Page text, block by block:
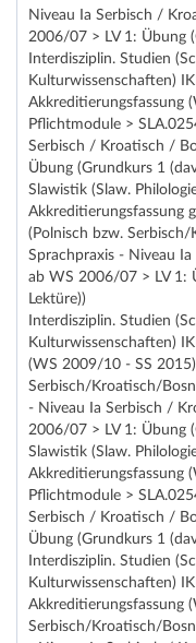
Niveau Ia Serbisch /
2006/07 > LV 1: Übung
Interdisziplin. Studien
Kulturwissenschaften)
Akkreditierungsfassung
Pflichtmodule >
Serbisch / Kroatisch /
Übung (Grundkurs 1
Slawistik (Slaw.
Akkreditierungsfassung
(Polnisch bzw.
Sprachpraxis - Niveau
ab WS 2006/07 > LV 1:
Lektüre))
Interdisziplin. Studien
Kulturwissenschaften)
(WS 2009/10 - SS
Serbisch/Kroatisch/
- Niveau Ia Serbisch /
2006/07 > LV 1: Übung
Slawistik (Slaw.
Akkreditierungsfassung
Pflichtmodule >
Serbisch / Kroatisch /
Übung (Grundkurs 1
Interdisziplin. Studien
Kulturwissenschaften)
Akkreditierungsfassung
Serbisch/Kroatisch/